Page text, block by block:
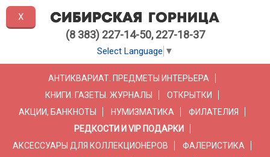
(8 383) 227-14-50, 227-18-37
Select Language ▼
АНТИКВАРИАТ. ПРЕДМЕТЫ ИНТЕРЬЕРА
КНИГИ. ГАЗЕТЫ. ЖУРНАЛЫ
ОТКРЫТКИ
АКЦИИ, БАНКНОТЫ
НУМИЗМАТИКА
ФИЛАТЕЛИЯ
РЕДКОСТИ И VIP ПОДАРКИ
АКСЕССУАРЫ ДЛЯ КОЛЛЕКЦИОНЕРОВ
ФАЛЕРИСТИКА
X